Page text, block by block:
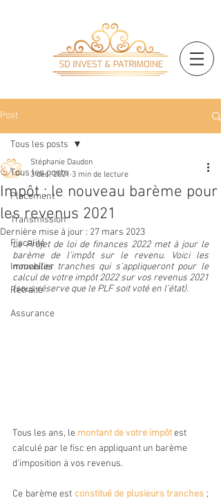
Post
Tous les posts
Placement
Transmission
Fiscalité
Immobilier
Retraite
Assurance
Tous les posts
Impôt : le nouveau barème pour
les revenus 2021
Stéphanie Daudon
3 déc. 2021 3 min de lecture
Dernière mise à jour : 27 mars 2023
Le Projet de loi de finances 2022 met à jour le
barème de l’impôt sur le revenu. Voici les
nouvelles tranches qui s’appliqueront pour le
calcul de votre impôt 2022 sur vos revenus 2021
(sous réserve que le PLF soit voté en l’état).
Tous les ans, le montant de votre impôt est
calculé par le fisc en appliquant un barème
d'imposition à vos revenus.
Ce barème est constitué de plusieurs tranches ;